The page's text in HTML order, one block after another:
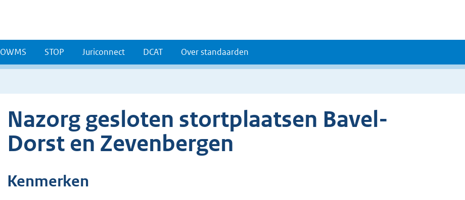
OWMS STOP Juriconnect DCAT Over standaarden
Nazorg gesloten stortplaatsen Bavel-
Dorst en Zevenbergen
Kenmerken